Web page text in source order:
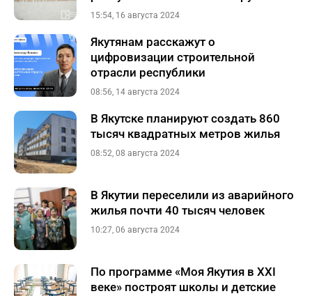
15:54, 16 августа 2024
Якутянам расскажут о
цифровизации строительной
отрасли республики
08:56, 14 августа 2024
В Якутске планируют создать 860
тысяч квадратных метров жилья
08:52, 08 августа 2024
В Якутии переселили из аварийного
жилья почти 40 тысяч человек
10:27, 06 августа 2024
По программе «Моя Якутия в XXI
веке» построят школы и детские